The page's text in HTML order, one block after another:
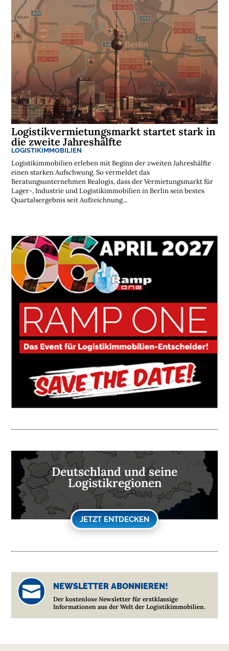
Logistikvermietungsmarkt startet stark in
die zweite Jahreshälfte
LOGISTIKIMMOBILIEN
Logistikimmobilien erleben mit Beginn der zweiten Jahreshälfte
einen starken Aufschwung. So vermeldet das
Beratungsunternehmen Realogis, dass der Vermietungsmarkt für
Lager-, Industrie und Logistikimmobilien in Berlin sein bestes
Quartalsergebnis seit Aufzeichnung...
Deutschland und seine
Logistikregionen
JETZT ENTDECKEN
 NEWSLETTER ABONNIEREN!
Der kostenlose Newsletter für erstklassige
Informationen aus der Welt der Logistikimmobilien.